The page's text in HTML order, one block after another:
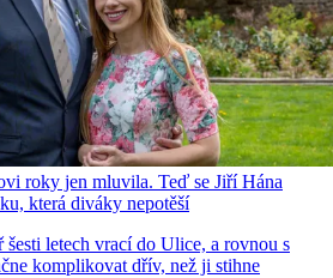
roky jen mluvila. Teď se Jiří Hána
která diváky nepotěší
šesti letech vrací do Ulice, a rovnou s
komplikovat dřív, než ji stihne